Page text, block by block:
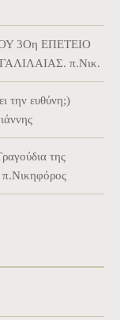
3Οη ΕΠΕΤΕΙΟ
π.Νικ.
την ευθύνη;)
της